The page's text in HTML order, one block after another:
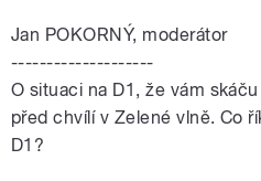
Jan POKORNÝ, moderátor
--------------------
O situaci na D1, že vám
před chvílí v Zelené vlně. Co
D1?